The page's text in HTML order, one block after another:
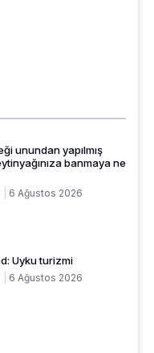
unundan yapılmış
banmaya ne
6 Ağustos 2026
Uyku turizmi
6 Ağustos 2026